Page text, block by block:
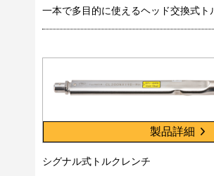
一本で多目的に使えるヘッド交換式ト
製品詳細
シグナル式トルクレンチ